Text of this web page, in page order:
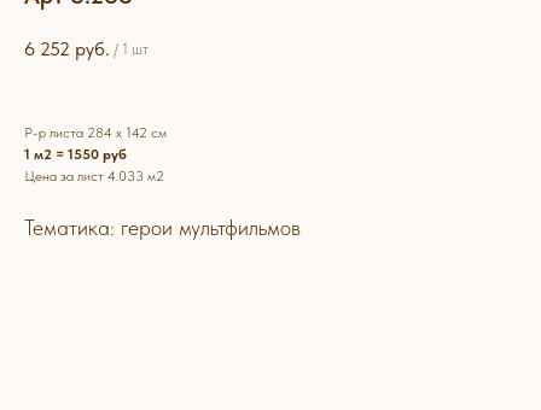
6 252 руб. / 1 шт
Р-р листа 284 х 142 см
1 м2 = 1550 руб
Цена за лист 4.033 м2
Тематика: герои мультфильмов